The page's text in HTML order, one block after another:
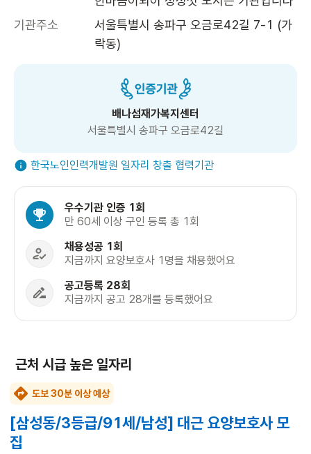
기관주소
서울특별시 송파구 오금로42길 7-1 (가
락동)
배나섬재가복지센터
서울특별시 송파구 오금로42길
한국노인인력개발원 일자리 창출 협력기관
우수기관 인증 1회
만 60세 이상 구인 등록 총 1회
채용성공 1회
지금까지 요양보호사 1명을 채용했어요
공고등록 28회
지금까지 공고 28개를 등록했어요
근처 시급 높은 일자리
도보 30분 이상 예상
[삼성동/3등급/91세/남성] 대근 요양보호사 모
집